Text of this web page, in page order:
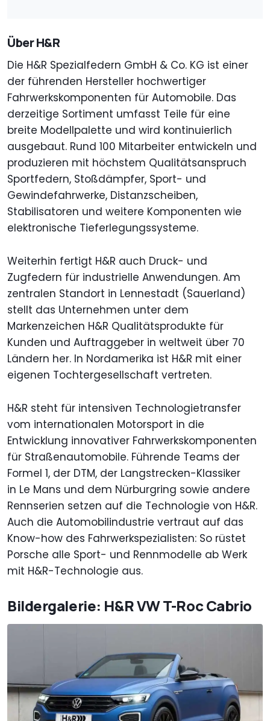
Über H&R
Die H&R Spezialfedern GmbH & Co. KG ist einer
der führenden Hersteller hochwertiger
Fahrwerkskomponenten für Automobile. Das
derzeitige Sortiment umfasst Teile für eine
breite Modellpalette und wird kontinuierlich
ausgebaut. Rund 100 Mitarbeiter entwickeln und
produzieren mit höchstem Qualitätsanspruch
Sportfedern, Stoßdämpfer, Sport- und
Gewindefahrwerke, Distanzscheiben,
Stabilisatoren und weitere Komponenten wie
elektronische Tieferlegungssysteme.
Weiterhin fertigt H&R auch Druck- und
Zugfedern für industrielle Anwendungen. Am
zentralen Standort in Lennestadt (Sauerland)
stellt das Unternehmen unter dem
Markenzeichen H&R Qualitätsprodukte für
Kunden und Auftraggeber in weltweit über 70
Ländern her. In Nordamerika ist H&R mit einer
eigenen Tochtergesellschaft vertreten.
H&R steht für intensiven Technologietransfer
vom internationalen Motorsport in die
Entwicklung innovativer Fahrwerkskomponenten
für Straßenautomobile. Führende Teams der
Formel 1, der DTM, der Langstrecken-Klassiker
in Le Mans und dem Nürburgring sowie andere
Rennserien setzen auf die Technologie von H&R.
Auch die Automobilindustrie vertraut auf das
Know-how des Fahrwerkspezialisten: So rüstet
Porsche alle Sport- und Rennmodelle ab Werk
mit H&R-Technologie aus.
Bildergalerie: H&R VW T-Roc Cabrio